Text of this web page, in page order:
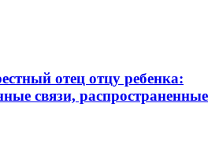
отец отцу ребенка:
связи, распространенные